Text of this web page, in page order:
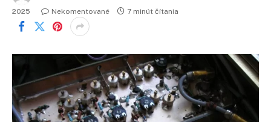
2025
Nekomentované 7 minút čítania